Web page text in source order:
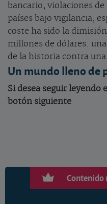
bancario, violaciones
países bajo vigilancia,
coste ha sido la
millones de dólares.
de la historia contra
Un mundo lleno de
Si desea seguir leyendo
botón siguiente
Contenido